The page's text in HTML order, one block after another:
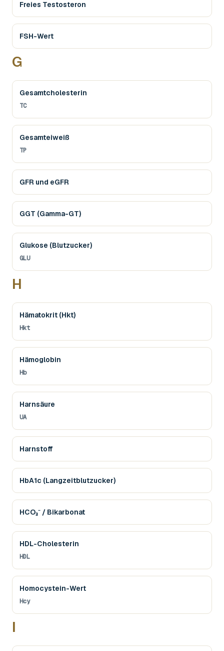
Freies Testosteron
FSH-Wert
G
Gesamtcholesterin
TC
Gesamteiweiß
TP
GFR und eGFR
GGT (Gamma-GT)
Glukose (Blutzucker)
GLU
H
Hämatokrit (Hkt)
Hkt
Hämoglobin
Hb
Harnsäure
UA
Harnstoff
HbA1c (Langzeitblutzucker)
HCO₃⁻ / Bikarbonat
HDL-Cholesterin
HDL
Homocystein-Wert
Hcy
I